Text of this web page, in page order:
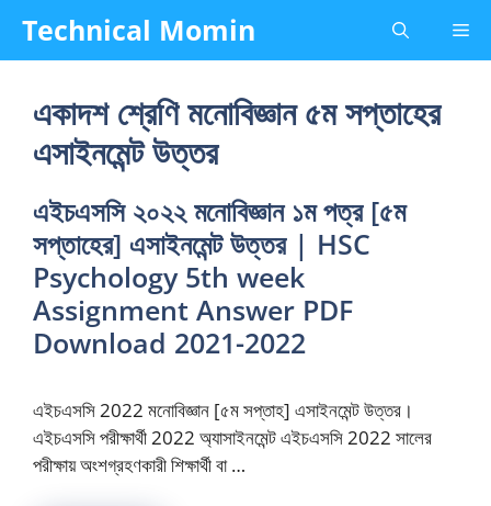
content
Technical Momin
একাদশ শ্রেণি মনোবিজ্ঞান ৫ম সপ্তাহের
এসাইনমেন্ট উত্তর
এইচএসসি ২০২২ মনোবিজ্ঞান ১ম পত্র [৫ম
সপ্তাহের] এসাইনমেন্ট উত্তর | HSC
Psychology 5th week
Assignment Answer PDF
Download 2021-2022
এইচএসসি 2022 মনোবিজ্ঞান [৫ম সপ্তাহ] এসাইনমেন্ট উত্তর।
এইচএসসি পরীক্ষার্থী 2022 অ্যাসাইনমেন্ট এইচএসসি 2022 সালের
পরীক্ষায় অংশগ্রহণকারী শিক্ষার্থী বা …